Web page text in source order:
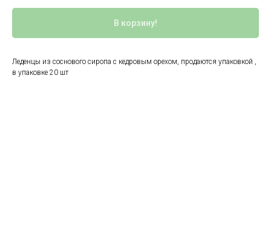
В корзину!
Леденцы из соснового сиропа с кедровым орехом, продаются упаковкой ,
в упаковке 20 шт